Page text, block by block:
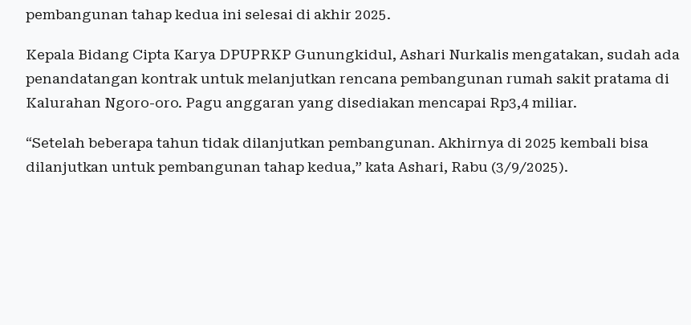
pembangunan tahap kedua ini selesai di akhir 2025.
Kepala Bidang Cipta Karya DPUPRKP Gunungkidul, Ashari Nurkalis mengatakan, sudah ada
penandatangan kontrak untuk melanjutkan rencana pembangunan rumah sakit pratama di
Kalurahan Ngoro-oro. Pagu anggaran yang disediakan mencapai Rp3,4 miliar.
“Setelah beberapa tahun tidak dilanjutkan pembangunan. Akhirnya di 2025 kembali bisa
dilanjutkan untuk pembangunan tahap kedua,” kata Ashari, Rabu (3/9/2025).